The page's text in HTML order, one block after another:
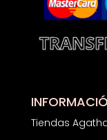
Tiendas